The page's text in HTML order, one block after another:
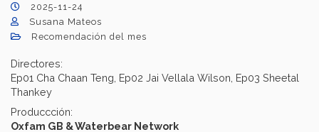
2025-11-24
Susana Mateos
Recomendación del mes
Directores:
Ep01 Cha Chaan Teng, Ep02 Jai Vellala Wilson, Ep03 Sheetal
Thankey
Produccción:
Oxfam GB & Waterbear Network